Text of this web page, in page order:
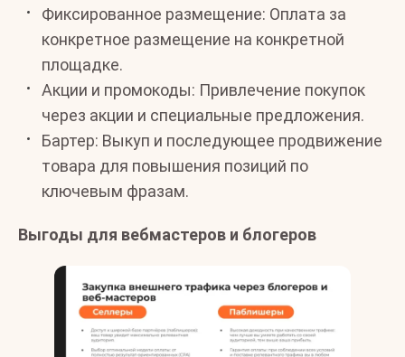
Фиксированное размещение: Оплата за
конкретное размещение на конкретной
площадке.
Акции и промокоды: Привлечение покупок
через акции и специальные предложения.
Бартер: Выкуп и последующее продвижение
товара для повышения позиций по
ключевым фразам.
Выгоды для вебмастеров и блогеров